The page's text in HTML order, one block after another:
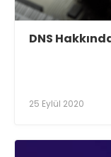
DNS
25 Eylül 2020